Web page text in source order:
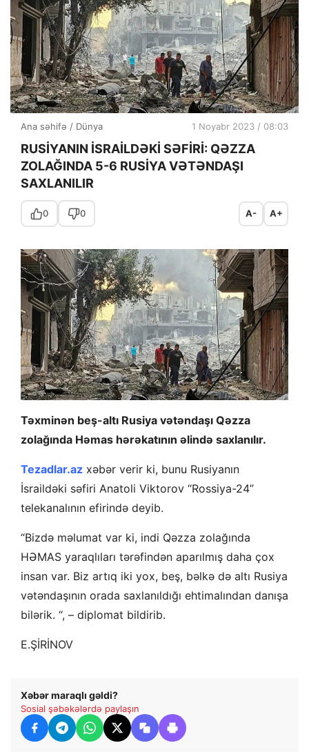
Ana səhifə / Dünya 1 Noyabr 2023 / 08:03
RUSİYANIN İSRAİLDƏKİ SƏFİRİ: QƏZZA
ZOLAĞINDA 5-6 RUSİYA VƏTƏNDAŞI
SAXLANILIR
0 0 A- A+
Təxminən beş-altı Rusiya vətəndaşı Qəzza
zolağında Həmas hərəkatının əlində saxlanılır.
Tezadlar.az xəbər verir ki, bunu Rusiyanın
İsraildəki səfiri Anatoli Viktorov “Rossiya-24”
telekanalının efirində deyib.
“Bizdə məlumat var ki, indi Qəzza zolağında
HƏMAS yaraqlıları tərəfindən aparılmış daha çox
insan var. Biz artıq iki yox, beş, bəlkə də altı Rusiya
vətəndaşının orada saxlanıldığı ehtimalından danışa
bilərik. “, – diplomat bildirib.
E.ŞİRİNOV
Xəbər maraqlı gəldi?
Sosial şəbəkələrdə paylaşın